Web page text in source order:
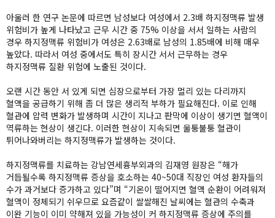
아울러 한 연구 논문에 따르면 남성보다 여성에서 2.3배 하지정맥류 발생
위험비가 높게 나타났고 근무 시간 중 75% 이상을 서서 일하는 사람의
경우 하지정맥류 위험비가 여성은 2.63배로 남성의 1.85배에 비해 매우
높았다. 따라서 여성 중에서도 특히 장시간 서서 근무하는 경우
하지정맥류 질환 위험에 노출된 것이다.
오랜 시간 동안 서 있게 되면 심장으로부터 가장 멀리 있는 다리까지
혈액을 공급하기 위해 좀 더 많은 생리적 부하가 필요해진다. 이로 인해
혈관에 압력 변화가 발생하며 시간이 지나고 판막에 이상이 생기면 혈액이
역류하는 현상이 생긴다. 이러한 현상이 지속되면 울퉁불퉁 혈관이
튀어나와버리는 하지정맥류가 발생하는 것이다.
하지정맥류를 치료하는 강남연세흉부외과의 김재영 원장은 “해가
거듭될수록 하지정맥류 증상을 호소하는 40~50대 직장인 여성 환자들의
수가 과거보다 증가하고 있다”며 “기온이 떨어지면 혈액 순환이 어려워져
혈액이 정체되기 쉬우므로 요즘같이 쌀쌀해진 날씨에는 혈관의 수축과
이완 기능이 이미 약해져 있을 가능성이 커 하지정맥류 증상에 주의를